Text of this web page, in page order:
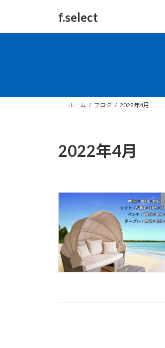
f.select
ホーム ブログ 2022年4月
2022年4月